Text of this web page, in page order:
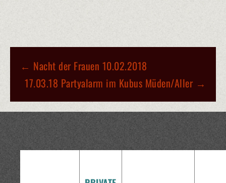
BEITRAGS-
NAVIGATION
← Nacht der Frauen 10.02.2018
17.03.18 Partyalarm im Kubus Müden/Aller →